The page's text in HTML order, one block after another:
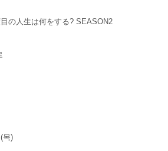
の人生は何をする? SEASON2
목)